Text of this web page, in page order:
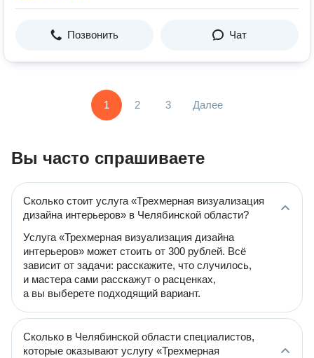
Позвонить Чат
1 2 3 Далее
Вы часто спрашиваете
Сколько стоит услуга «Трехмерная визуализация
дизайна интерьеров» в Челябинской области?
Услуга «Трехмерная визуализация дизайна
интерьеров» может стоить от 300 рублей. Всё
зависит от задачи: расскажите, что случилось,
и мастера сами расскажут о расценках,
а вы выберете подходящий вариант.
Сколько в Челябинской области специалистов,
которые оказывают услугу «Трехмерная